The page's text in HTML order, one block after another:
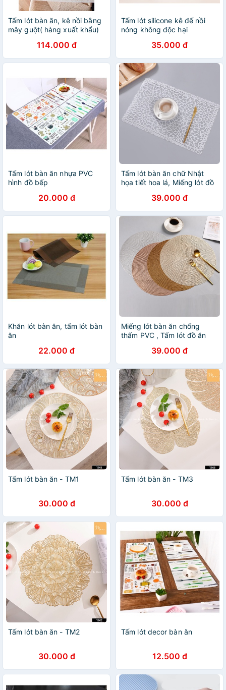
Tấm lót bàn ăn, kê nồi bằng
mây guột( hàng xuất khẩu)
114.000 đ
Tấm lót silicone kê đế nồi
nóng không độc hại
35.000 đ
Tấm lót bàn ăn nhựa PVC
hình đồ bếp
20.000 đ
Tấm lót bàn ăn chữ Nhật
họa tiết hoa lá, Miếng lót đồ
39.000 đ
Khăn lót bàn ăn, tấm lót bàn
ăn
22.000 đ
Miếng lót bàn ăn chống
thấm PVC , Tấm lót đồ ăn
39.000 đ
Tấm lót bàn ăn - TM1
30.000 đ
Tấm lót bàn ăn - TM3
30.000 đ
Tấm lót bàn ăn - TM2
30.000 đ
Tấm lót decor bàn ăn
12.500 đ